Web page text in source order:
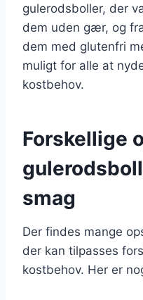
gulerodsboller, der
dem uden gær, og
dem med glutenfri
muligt for alle at
kostbehov.
Forskellige
smag
Der findes mange
der kan tilpasses
kostbehov. Her er